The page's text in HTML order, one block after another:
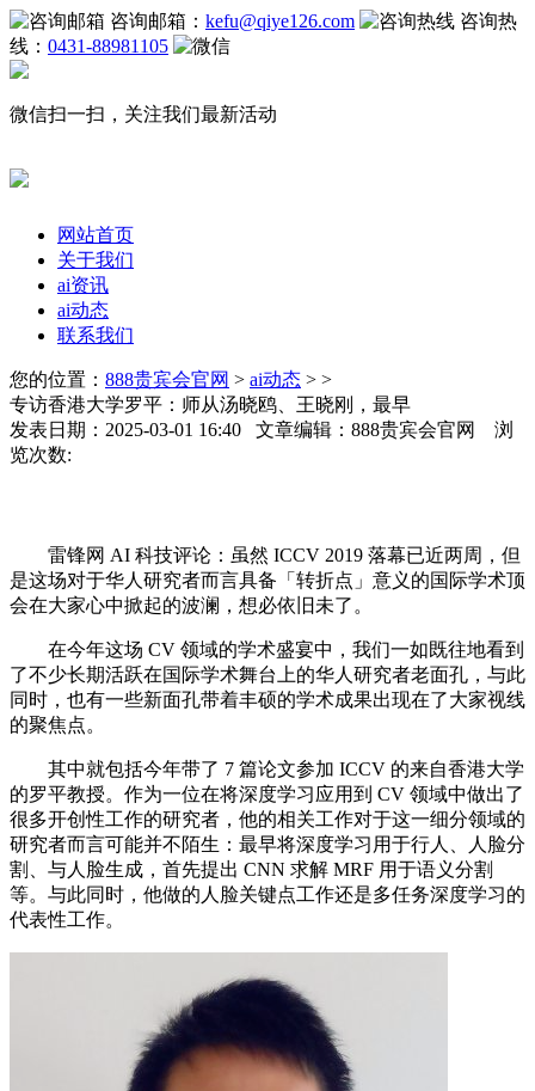
咨询邮箱： kefu@qiye126.com
咨询热
线： 0431-88981105
微信扫一扫，关注我们最新活动
网站首页
关于我们
ai资讯
ai动态
联系我们
您的位置： 888贵宾会官网 > ai动态 > >
专访香港大学罗平：师从汤晓鸥、王晓刚，最早
发表日期：2025-03-01 16:40 文章编辑：888贵宾会官网 浏
览次数:
雷锋网 AI 科技评论：虽然 ICCV 2019 落幕已近两周，但
是这场对于华人研究者而言具备「转折点」意义的国际学术顶
会在大家心中掀起的波澜，想必依旧未了。
在今年这场 CV 领域的学术盛宴中，我们一如既往地看到
了不少长期活跃在国际学术舞台上的华人研究者老面孔，与此
同时，也有一些新面孔带着丰硕的学术成果出现在了大家视线
的聚焦点。
其中就包括今年带了 7 篇论文参加 ICCV 的来自香港大学
的罗平教授。作为一位在将深度学习应用到 CV 领域中做出了
很多开创性工作的研究者，他的相关工作对于这一细分领域的
研究者而言可能并不陌生：最早将深度学习用于行人、人脸分
割、与人脸生成，首先提出 CNN 求解 MRF 用于语义分割
等。与此同时，他做的人脸关键点工作还是多任务深度学习的
代表性工作。